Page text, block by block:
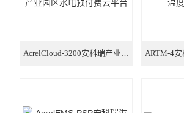
电能质量治理
AcrelCloud-3200安科瑞产业园区水电预付费云平台